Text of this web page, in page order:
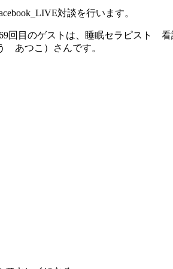
対談を行います。
回目のゲストは、睡眠セラピスト 看
あつこ）さんです。